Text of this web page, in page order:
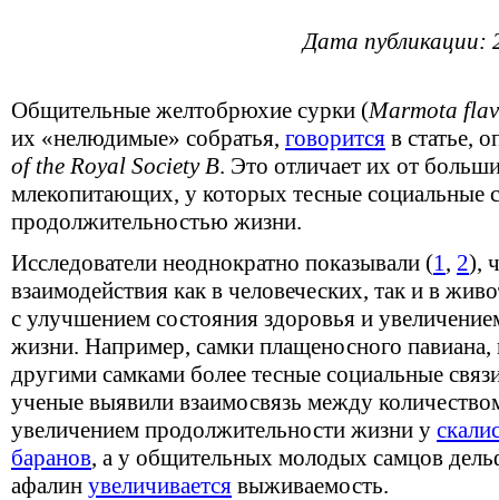
Дата публикации:
Общительные желтобрюхие сурки (Marmota
их «нелюдимые» собратья, говорится в статье,
of the Royal Society B. Это отличает их от
млекопитающих, у которых тесные социальные
продолжительностью жизни.
Исследователи неоднократно показывали (1, 2),
взаимодействия как в человеческих, так и в
с улучшением состояния здоровья и
жизни. Например, самки плащеносного
другими самками более тесные социальные
ученые выявили взаимосвязь между
увеличением продолжительности жизни у
баранов, а у общительных молодых самцов
афалин увеличивается выживаемость.